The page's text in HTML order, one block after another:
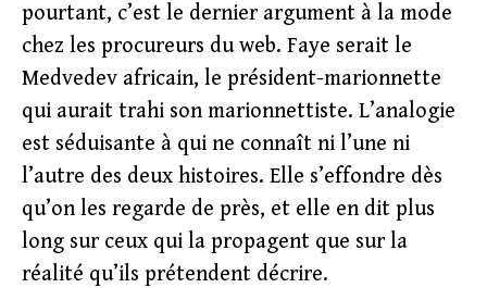
pourtant, c’est le dernier argument à la mode
chez les procureurs du web. Faye serait le
Medvedev africain, le président-marionnette
qui aurait trahi son marionnettiste. L’analogie
est séduisante à qui ne connaît ni l’une ni
l’autre des deux histoires. Elle s’effondre dès
qu’on les regarde de près, et elle en dit plus
long sur ceux qui la propagent que sur la
réalité qu’ils prétendent décrire.